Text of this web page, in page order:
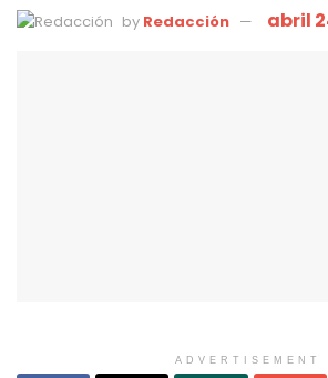
by Redacción abril
ADVERTISEMENT